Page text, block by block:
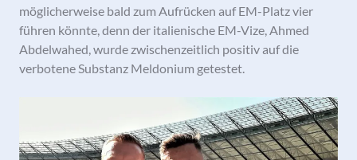
möglicherweise bald zum Aufrücken auf EM-Platz vier
führen könnte, denn der italienische EM-Vize, Ahmed
Abdelwahed, wurde zwischenzeitlich positiv auf die
verbotene Substanz Meldonium getestet.